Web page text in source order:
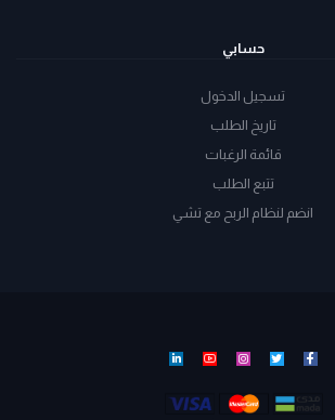
حسابي
تسجيل الدخول
تاريخ الطلب
قائمة الرغبات
تتبع الطلب
انضم لنظام الربح مع تشي